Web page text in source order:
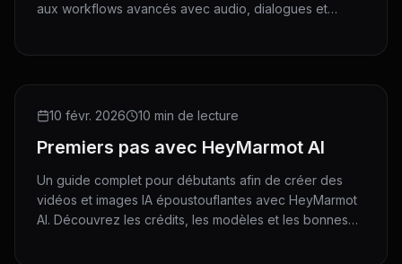
aux workflows avancés avec audio, dialogues et
10 févr. 2026 10 min de lecture
Premiers pas avec HeyMarmot AI
Un guide complet pour débutants afin de créer des
vidéos et images IA époustouflantes avec HeyMarmot
AI. Découvrez les crédits, les modèles et les bonnes